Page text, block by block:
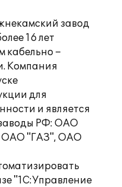
завод
16 лет
кабельно –
Компания
для
и является
РФ: ОАО
"ГАЗ", ОАО
"1С:Управление